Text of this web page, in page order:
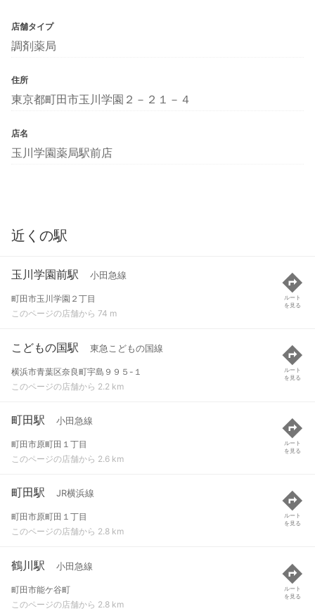
店舗タイプ
調剤薬局
住所
東京都町田市玉川学園２－２１－４
店名
玉川学園薬局駅前店
近くの駅
玉川学園前駅 小田急線
町田市玉川学園２丁目
このページの店舗から 74 m
ルート
を見る
こどもの国駅 東急こどもの国線
横浜市青葉区奈良町宇島９９５-１
このページの店舗から 2.2 km
ルート
を見る
町田駅 小田急線
町田市原町田１丁目
このページの店舗から 2.6 km
ルート
を見る
町田駅 JR横浜線
町田市原町田１丁目
このページの店舗から 2.8 km
ルート
を見る
鶴川駅 小田急線
町田市能ケ谷町
このページの店舗から 2.8 km
ルート
を見る